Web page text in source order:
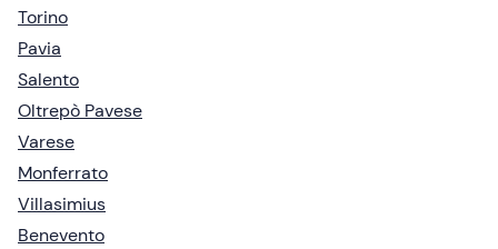
Torino
Pavia
Salento
Oltrepò Pavese
Varese
Monferrato
Villasimius
Benevento